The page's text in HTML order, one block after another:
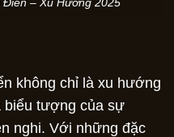
không chỉ là xu hướng
biểu tượng của sự
nghi. Với những đặc